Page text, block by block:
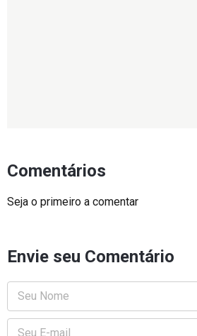
Comentários
Seja o primeiro a comentar
Envie seu Comentário